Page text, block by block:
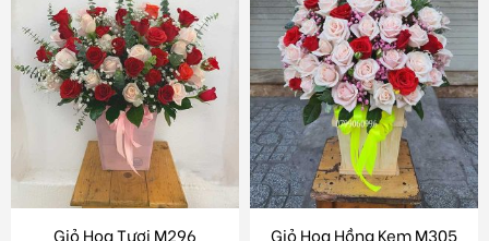
Giỏ Hoa Tươi M296 Giỏ Hoa Hồng Kem M305